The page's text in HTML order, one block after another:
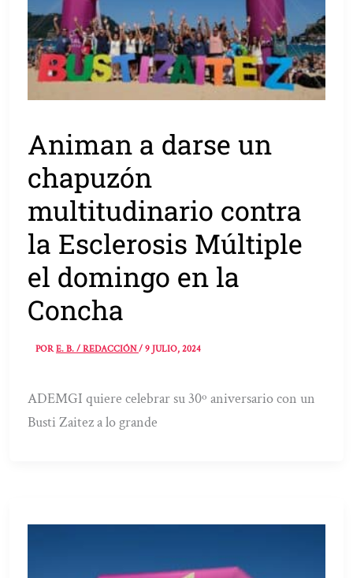
Animan a darse un
chapuzón
multitudinario contra
la Esclerosis Múltiple
el domingo en la
Concha
PORE. B. / REDACCIÓN/9 JULIO, 2024
ADEMGI quiere celebrar su 30º aniversario con un
Busti Zaitez a lo grande